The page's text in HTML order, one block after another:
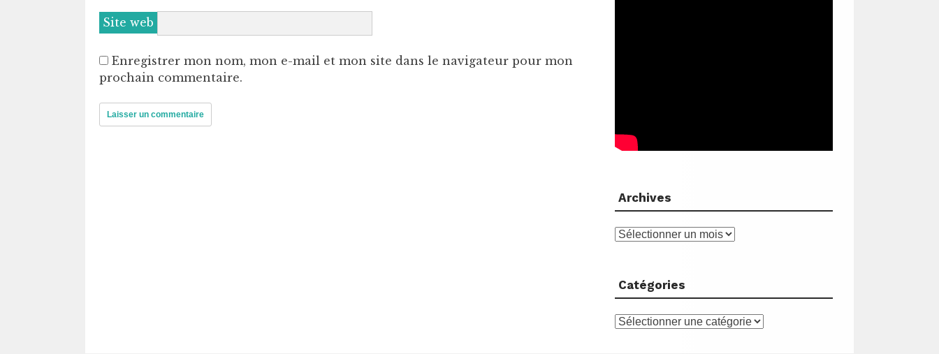
Site web
Enregistrer mon nom, mon e-mail et mon site dans le navigateur pour mon
prochain commentaire.
Archives
Archives
Catégories
Catégories